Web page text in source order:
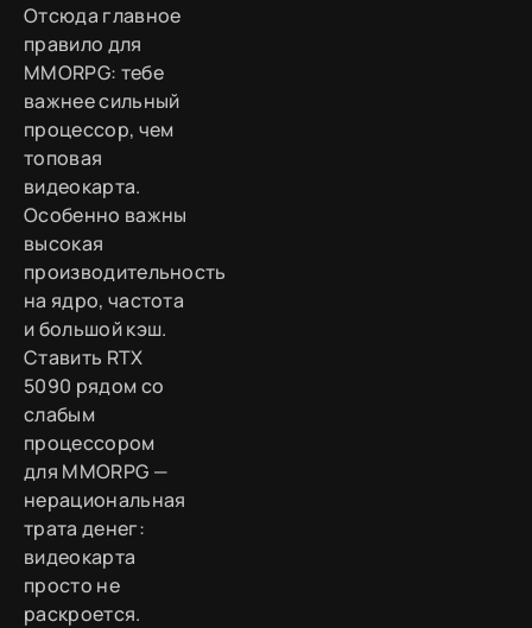
Отсюда главное
правило для
MMORPG: тебе
важнее сильный
процессор, чем
топовая
видеокарта.
Особенно важны
высокая
производительность
на ядро, частота
и большой кэш.
Ставить RTX
5090 рядом со
слабым
процессором
для MMORPG —
нерациональная
трата денег:
видеокарта
просто не
раскроется.